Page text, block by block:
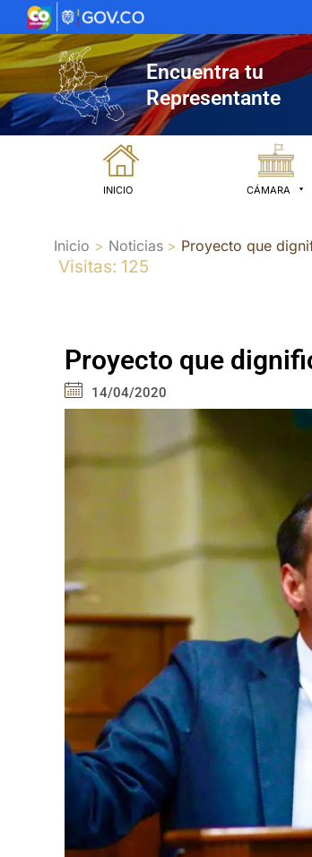
al
contenido
Encuentra tu
Representante
INICIO CÁMARA
Inicio Noticias Proyecto que
Visitas: 125
Proyecto que
14/04/2020